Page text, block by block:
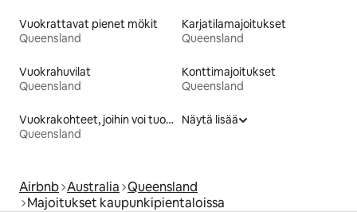
Vuokrattavat pienet mökit
Queensland
Karjatilamajoitukset
Queensland
Vuokrahuvilat
Queensland
Konttimajoitukset
Queensland
Vuokrakohteet, joihin voi tuoda lemmikin
Queensland
Näytä lisää
Airbnb Australia Queensland
Majoitukset kaupunkipientaloissa